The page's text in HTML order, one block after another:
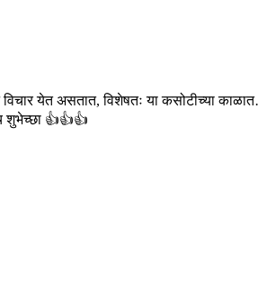
असतात, विशेषतः या कसोटीच्या काळात…
शुभेच्छा 👍👍👍